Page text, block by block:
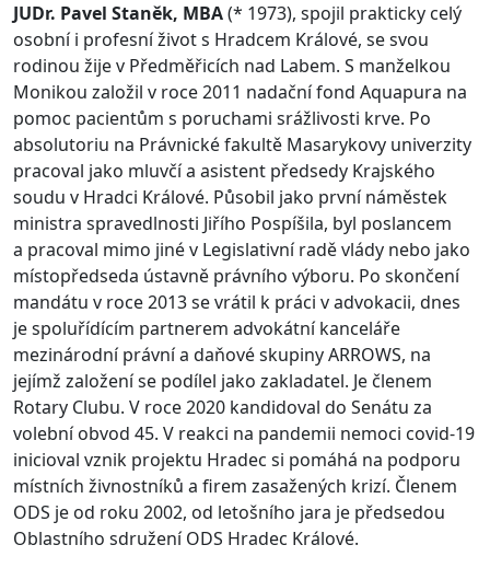
JUDr. Pavel Staněk, MBA(* 1973), spojil prakticky celý
osobní i profesní život s Hradcem Králové, se svou
rodinou žije v Předměřicích nad Labem. S manželkou
Monikou založil v roce 2011 nadační fond Aquapura na
pomoc pacientům s poruchami srážlivosti krve. Po
absolutoriu na Právnické fakultě Masarykovy univerzity
pracoval jako mluvčí a asistent předsedy Krajského
soudu v Hradci Králové. Působil jako první náměstek
ministra spravedlnosti Jiřího Pospíšila, byl poslancem
a pracoval mimo jiné v Legislativní radě vlády nebo jako
místopředseda ústavně právního výboru. Po skončení
mandátu v roce 2013 se vrátil k práci v advokacii, dnes
je spoluřídícím partnerem advokátní kanceláře
mezinárodní právní a daňové skupiny ARROWS, na
jejímž založení se podílel jako zakladatel. Je členem
Rotary Clubu. V roce 2020 kandidoval do Senátu za
volební obvod 45. V reakci na pandemii nemoci covid-19
inicioval vznik projektu Hradec si pomáhá na podporu
místních živnostníků a firem zasažených krizí. Členem
ODS je od roku 2002, od letošního jara je předsedou
Oblastního sdružení ODS Hradec Králové.